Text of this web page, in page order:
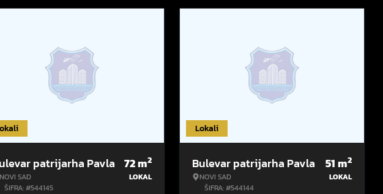
patrijarha Pavla
NOVI SAD
ŠIFRA: #544145
72m2
LOKAL
Lokali
Bulevar patrijarha Pavla
NOVI SAD
ŠIFRA: #544144
51m2
LOKAL